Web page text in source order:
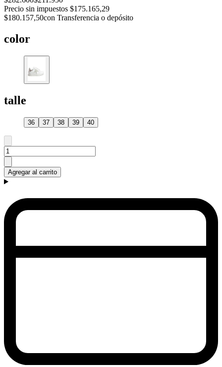
Precio sin impuestos $175.165,29
$180.157,50con Transferencia o depósito
color
talle
36 37 38 39 40
Agregar al carrito